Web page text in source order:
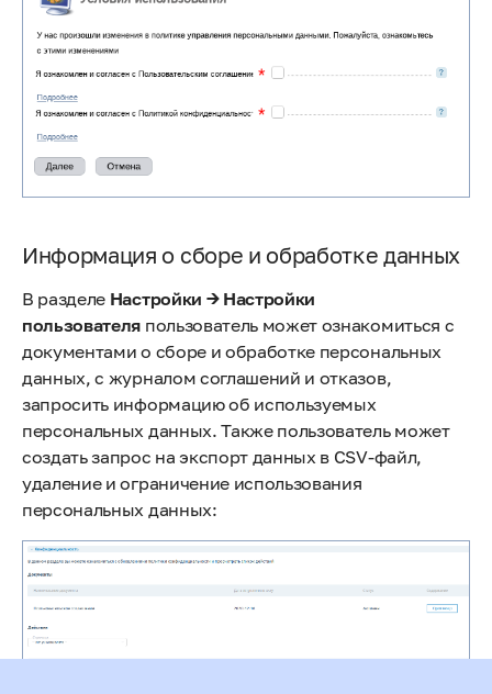
Информация о сборе и обработке данных
В разделе Настройки → Настройки
пользователя пользователь может ознакомиться с
документами о сборе и обработке персональных
данных, с журналом соглашений и отказов,
запросить информацию об используемых
персональных данных. Также пользователь может
создать запрос на экспорт данных в CSV-файл,
удаление и ограничение использования
персональных данных: